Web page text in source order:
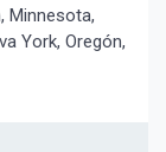
Minnesota,
York, Oregón,